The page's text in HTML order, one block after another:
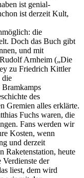
ist genial-
ist derzeit Kult,
die
Doch das Buch gibt
und mit
Arnheim („Die
zu Friedrich Kittler
die
Bramkamps
des
Gremien alles erklärte.
Fuchs waren, die
Fans werden wir
Kosten, wenn
und derzeit
Raketenstation, heute
Verdienste der
liest, dem wird